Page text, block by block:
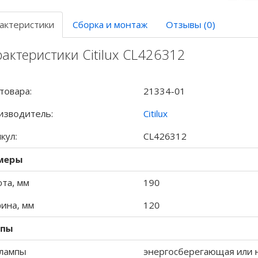
Сборка и монтаж Отзывы (0)
Citilux CL426312
21334-01
Citilux
CL426312
мм
190
мм
120
энергосберегающая или